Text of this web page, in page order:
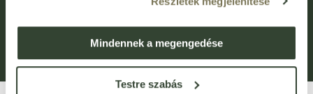
Mindennek a megengedése
Testre szabás
Adatkezelési kérelem Panaszkezelési Tájékoztató
Bejelentővédelem Fogyasztói elállás